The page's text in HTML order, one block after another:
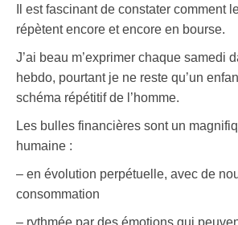
Il est fascinant de constater comment
répètent encore et encore en bourse.
J’ai beau m’exprimer chaque samedi
hebdo, pourtant je ne reste qu’un
schéma répétitif de l’homme.
Les bulles financières sont un
humaine :
– en évolution perpétuelle, avec de
consommation